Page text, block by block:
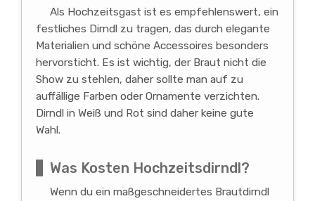
Als Hochzeitsgast ist es empfehlenswert, ein
festliches Dirndl zu tragen, das durch elegante
Materialien und schöne Accessoires besonders
hervorsticht. Es ist wichtig, der Braut nicht die
Show zu stehlen, daher sollte man auf zu
auffällige Farben oder Ornamente verzichten.
Dirndl in Weiß und Rot sind daher keine gute
Wahl.
Was Kosten Hochzeitsdirndl?
Wenn du ein maßgeschneidertes Brautdirndl